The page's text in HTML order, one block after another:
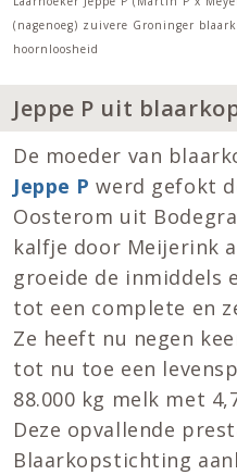
(nagenoeg) zuivere Groninger
hoornloosheid
Jeppe P uit
De moeder van
Jeppe P werd gefokt
Oosterom uit
kalfje door Meijerink
groeide de inmiddels
tot een complete en
Ze heeft nu negen
tot nu toe een
88.000 kg melk met
Deze opvallende
Blaarkopstichting